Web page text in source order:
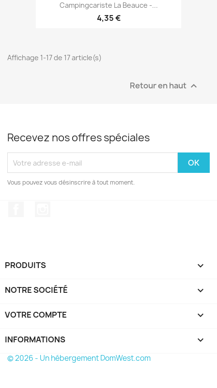
Campingcariste La Beauce -...
4,35 €
Affichage 1-17 de 17 article(s)
Retour en haut 
Recevez nos offres spéciales
Vous pouvez vous désinscrire à tout moment.
PRODUITS 
NOTRE SOCIÉTÉ 
VOTRE COMPTE 
INFORMATIONS keyboard_arrow_down
© 2026 - Un hébergement DomWest.com